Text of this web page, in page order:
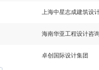
上海中星志成建筑设
海南华亚工程设计咨
卓创国际设计集团